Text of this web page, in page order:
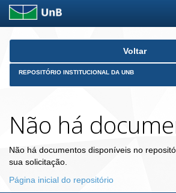
Skip
Voltar
REPOSITÓRIO INSTITUCIONAL DA UNB
Não há
Não há documentos disponíveis no
sua solicitação.
Página inicial do repositório